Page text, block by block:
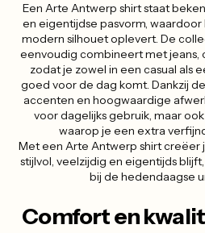
Een Arte Antwerp shirt staat
en eigentijdse pasvorm,
modern silhouet oplevert. De
eenvoudig combineert met jeans,
zodat je zowel in een casual als
goed voor de dag komt. Dankzij
accenten en hoogwaardige
voor dagelijks gebruik, maar
waarop je een extra
Met een Arte Antwerp shirt creëer
stijlvol, veelzijdig en eigentijds
bij de hedendaagse
Comfort en